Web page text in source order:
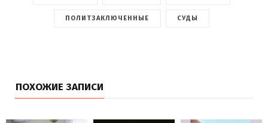
ПОЛИТЗАКЛЮЧЕННЫЕ СУДЫ
ПОХОЖИЕ ЗАПИСИ